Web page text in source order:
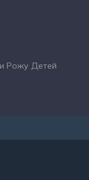
Рожу Детей